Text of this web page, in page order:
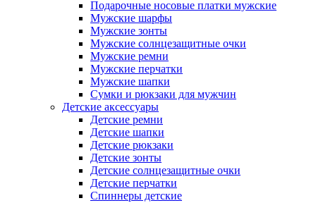
Подарочные носовые платки мужские
Мужские шарфы
Мужские зонты
Мужские солнцезащитные очки
Мужские ремни
Мужские перчатки
Мужские шапки
Сумки и рюкзаки для мужчин
Детские аксессуары
Детские ремни
Детские шапки
Детские рюкзаки
Детские зонты
Детские солнцезащитные очки
Детские перчатки
Спиннеры детские